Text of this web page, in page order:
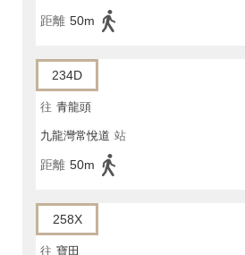
距離 50m
234D
往 青龍頭
九龍灣常悅道 站
距離 50m
258X
往 寶田